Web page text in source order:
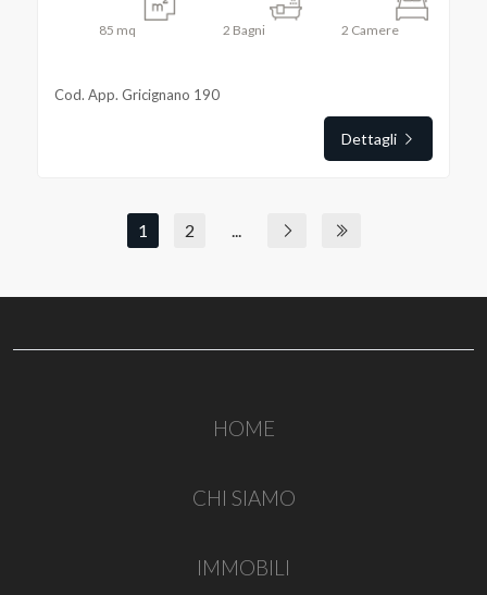
85 mq 2 Bagni 2 Camere
Cod. App. Gricignano 190
Dettagli
1 2 ...
HOME
CHI SIAMO
IMMOBILI